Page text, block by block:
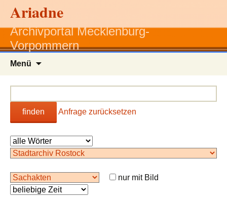
Ariadne
Archivportal Mecklenburg-
Vorpommern
Menü
finden Anfrage zurücksetzen
nur mit Bild